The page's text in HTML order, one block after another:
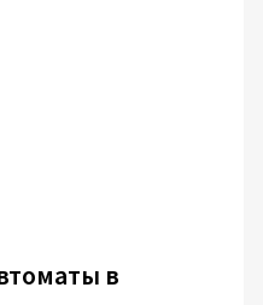
в